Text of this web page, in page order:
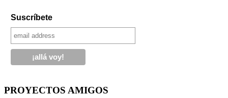
Suscríbete
PROYECTOS AMIGOS